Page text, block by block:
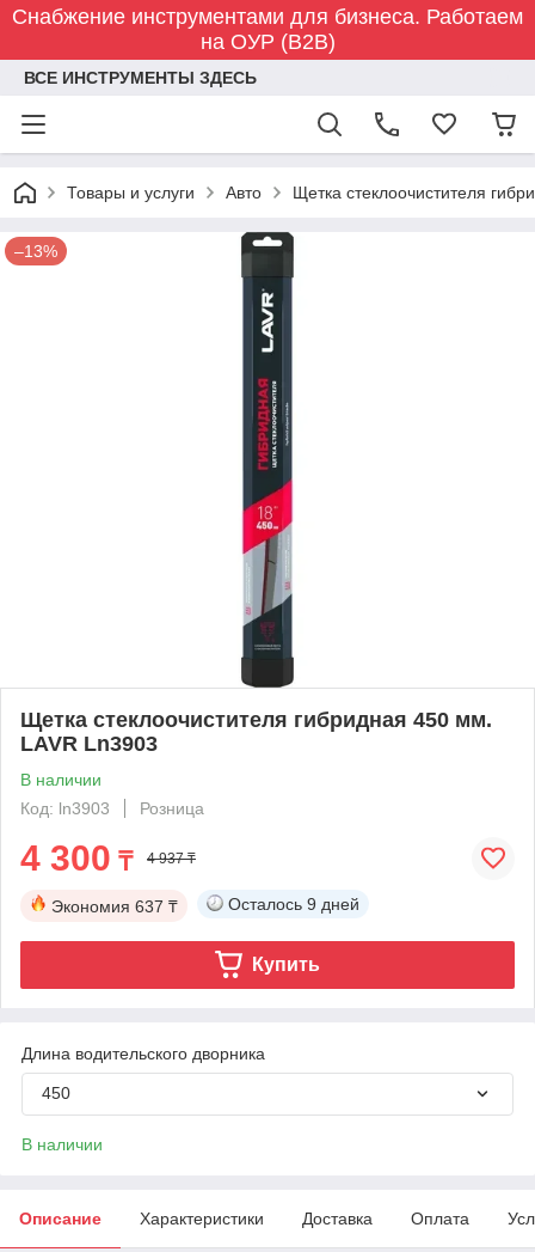
Снабжение инструментами для бизнеса. Работаем
на ОУР (B2B)
ВСЕ ИНСТРУМЕНТЫ ЗДЕСЬ
Товары и услуги Авто Щетка стеклоочистителя
–13%
Щетка стеклоочистителя гибридная 450 мм.
LAVR Ln3903
В наличии
Код: ln3903
Розница
4 300 ₸ 4 937 ₸
Экономия 637 ₸ Осталось 9 дней
Купить
Длина водительского дворника
450
В наличии
Описание Характеристики Доставка Оплата